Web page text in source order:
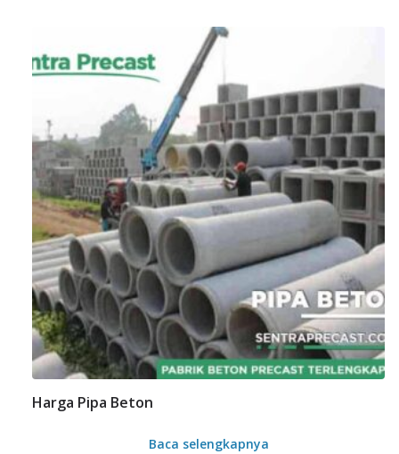
Harga Pipa Beton
Baca selengkapnya